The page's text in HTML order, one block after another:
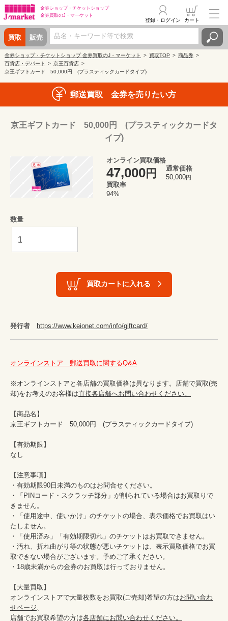
金券ショップ・ チケットショップ
金券買取のJ・マーケット
買取 販売
登録・ログイン カート
金券ショップ・チケットショップ 金券買取のJ・マーケット 買取TOP
商品券
百貨店・デパート
京王百貨店
京王ギフトカード 50,000円 (プラスティックカードタイプ)
郵送買取 金券を売りたい方
京王ギフトカード 50,000円 (プラスティックカードタ
イプ)
オンライン買取価格
47,000円
通常価格
50,000円
買取率
94%
数量
買取カートに入れる
発行者 https://www.keionet.com/info/giftcard/
オンラインストア　郵送買取に関するQ&A
※オンラインストアと各店舗の買取価格は異なります。店舗で買取(売
却)をお考えのお客様は直接各店舗へお問い合わせください。
【商品名】
京王ギフトカード　50,000円　(プラスティックカードタイプ)
【有効期限】
なし
【注意事項】
・有効期限90日未満のものはお問合せください。
・「PINコード・スクラッチ部分」が削られている場合はお買取りで
きません。
・「使用途中、使いかけ」のチケットの場合、表示価格でお買取はい
たしません。
・「使用済み」「有効期限切れ」のチケットはお買取できません。
・汚れ、折れ曲がり等の状態が悪いチケットは、表示買取価格でお買
取できない場合がございます。予めご了承ください。
・18歳未満からの金券のお買取は行っておりません。
【大量買取】
オンラインストアで大量枚数をお買取(ご売却)希望の方はお問い合わ
せページ
店舗でお買取希望の方は各店舗にお問い合わせください。